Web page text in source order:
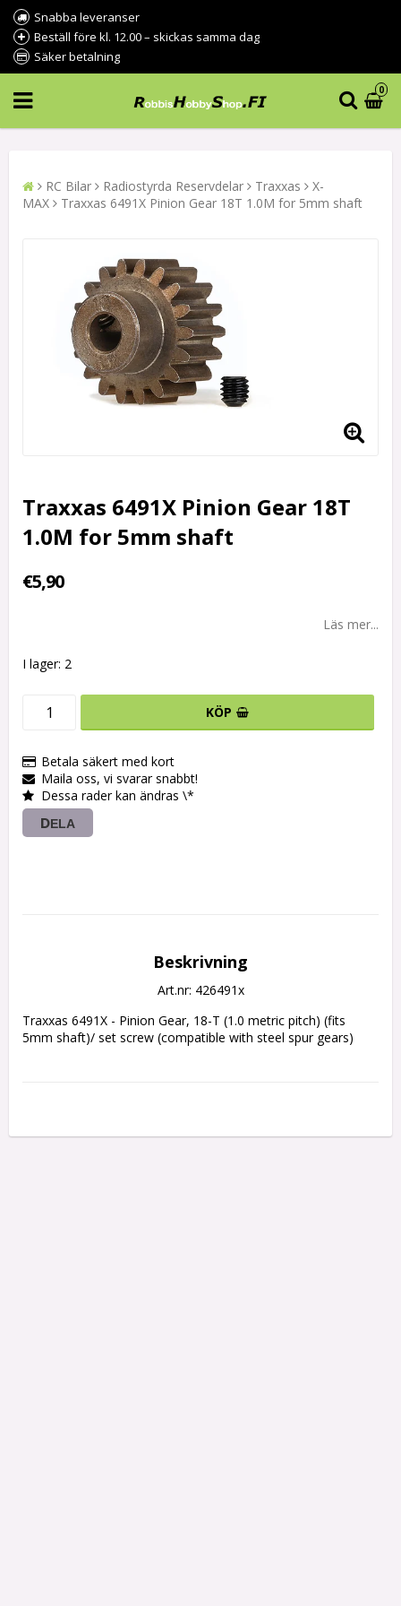
Snabba leveranser
Beställ före kl. 12.00 – skickas samma dag
Säker betalning
0
RC Bilar Radiostyrda Reservdelar Traxxas
X-
MAX
Traxxas 6491X Pinion Gear 18T 1.0M for 5mm shaft
Traxxas 6491X Pinion Gear 18T
1.0M for 5mm shaft
€5,90
Läs mer...
I lager: 2
KÖP
Betala säkert med kort
Maila oss, vi svarar snabbt!
Dessa rader kan ändras \*
DELA
Beskrivning
Art.nr: 426491x
Traxxas 6491X - Pinion Gear, 18-T (1.0 metric pitch) (fits
5mm shaft)/ set screw (compatible with steel spur gears)